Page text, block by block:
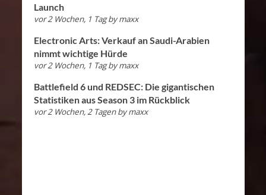
Launch
vor 2 Wochen, 1 Tag bymaxx
Electronic Arts: Verkauf an Saudi-Arabien
nimmt wichtige Hürde
vor 2 Wochen, 1 Tag bymaxx
Battlefield 6 und REDSEC: Die gigantischen
Statistiken aus Season 3 im Rückblick
vor 2 Wochen, 2 Tagen bymaxx